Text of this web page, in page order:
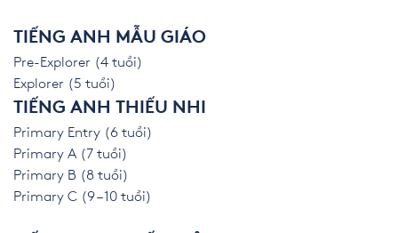
TIẾNG ANH MẪU GIÁO
Pre-Explorer (4 tuổi)
Explorer (5 tuổi)
TIẾNG ANH THIẾU NHI
Primary Entry (6 tuổi)
Primary A (7 tuổi)
Primary B (8 tuổi)
Primary C (9 – 10 tuổi)